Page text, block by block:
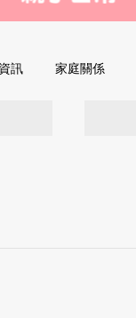
訊 家庭關係